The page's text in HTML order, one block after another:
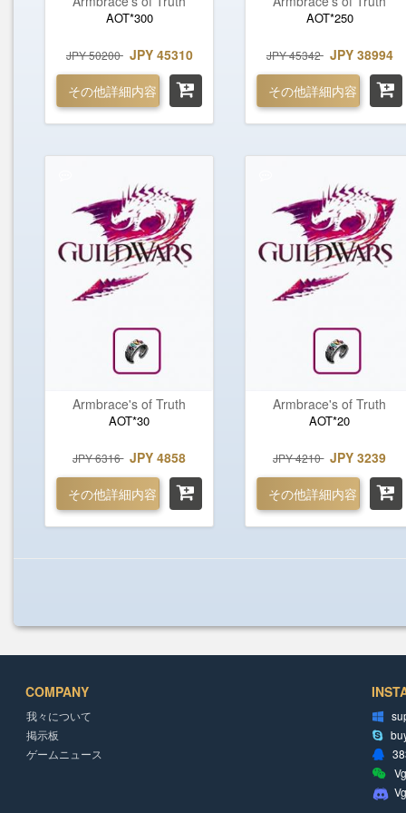
AOT*300
JPY 50200 JPY 45310
その他詳細内容
AOT*250
JPY 45342 JPY 38994
その他詳細内容
Armbrace's of Truth
AOT*30
JPY 6316 JPY 4858
その他詳細内容
Armbrace's of Truth
AOT*20
JPY 4210 JPY 3239
その他詳細内容
COMPANY
我々について
掲示板
ゲームニュース